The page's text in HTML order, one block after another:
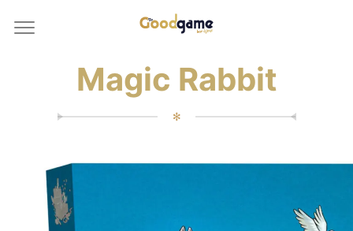
Magic Rabbit
✻